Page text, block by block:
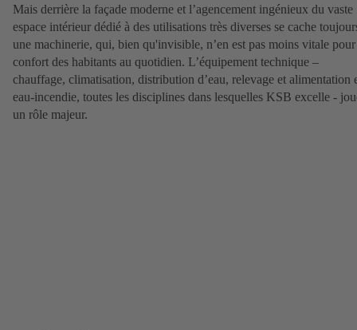
Mais derrière la façade moderne et l’agencement ingénieux du vaste
espace intérieur dédié à des utilisations très diverses se cache
une machinerie, qui, bien qu'invisible, n’en est pas moins vitale
confort des habitants au quotidien. L’équipement technique –
chauffage, climatisation, distribution d’eau, relevage et alimentation
eau-incendie, toutes les disciplines dans lesquelles KSB excelle -
un rôle majeur.